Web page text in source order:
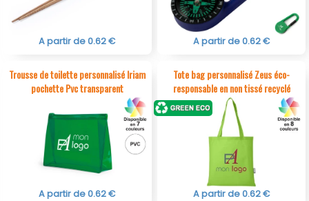
A partir de 0.62 € A partir de 0.62 €
Trousse de toilette personnalisé Iriam
pochette Pvc transparent
A partir de 0.62 €
Tote bag personnalisé Zeus éco-
responsable en non tissé recyclé
A partir de 0.62 €